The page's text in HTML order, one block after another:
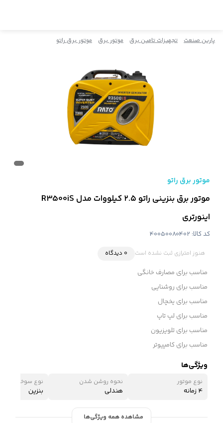
پارین صنعت تجهیزات تامین برق موتور برق موتور برق راتو
موتور برق راتو
موتور برق بنزینی راتو ۲.۵ کیلووات مدل R3500iS
اینورتری
کد کالا: 40050080402
هنوز امتیازی ثبت نشده است 0 دیدگاه
مناسب برای مصارف خانگی
مناسب برای روشنایی
مناسب برای یخچال
مناسب برای لپ تاپ
مناسب برای تلویزیون
مناسب برای کامپیوتر
ویژگی‌ها
نوع موتور
4 زمانه
نحوه روشن شدن
هندلی
نوع سوخت
بنزین
مشاهده همه ویژگی‌ها